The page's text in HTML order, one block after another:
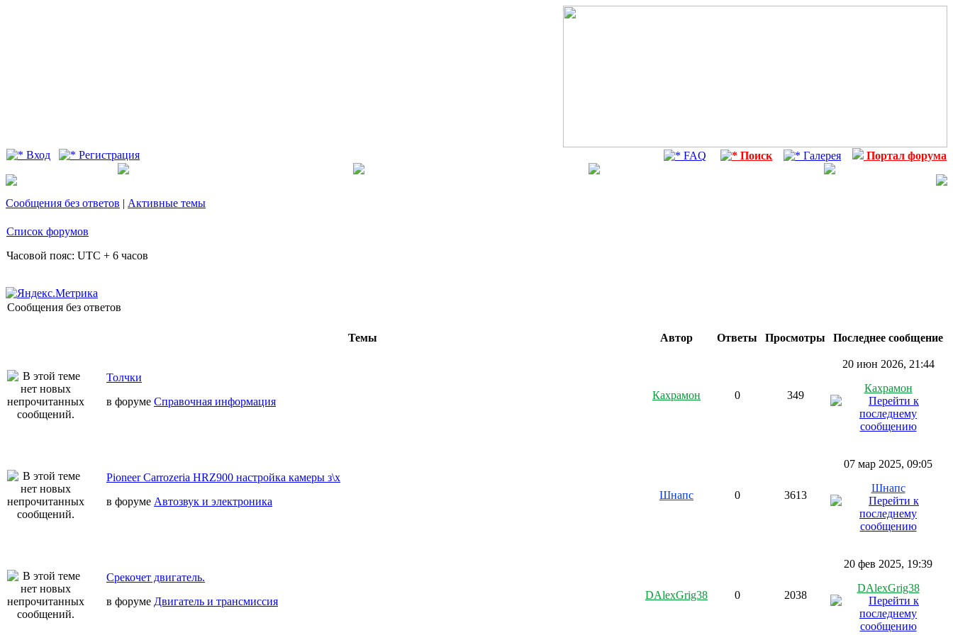
Вход Регистрация FAQ Поиск Галерея Портал форума
Сообщения без ответов | Активные темы
Список форумов
Часовой пояс: UTC + 6 часов
Сообщения без ответов
Темы Автор Ответы Просмотры Последнее сообщение
Толчки
в форуме Справочная информация
Кахрамон 0 349
20 июн 2026, 21:44
Кахрамон
Pioneer Carrozeria HRZ900 настройка камеры з\х
в форуме Автозвук и электроника
Шнапс 0 3613
07 мар 2025, 09:05
Шнапс
Срекочет двигатель.
в форуме Двигатель и трансмиссия
DAlexGrig38 0 2038
20 фев 2025, 19:39
DAlexGrig38